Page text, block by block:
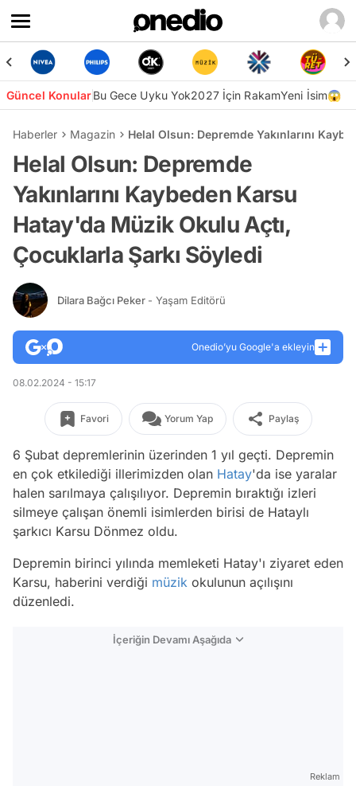
Güncel KonularBu Gece Uyku Yok2027 İçin RakamYeni İsim😱
Haberler Magazin Helal Olsun: Depremde Yakınlarını
Helal Olsun: Depremde
Yakınlarını Kaybeden Karsu
Hatay'da Müzik Okulu Açtı,
Çocuklarla Şarkı Söyledi
Dilara Bağcı Peker - Yaşam Editörü
Onedio’yu Google'a ekleyin
08.02.2024 - 15:17
Favori Yorum Yap Paylaş
6 Şubat depremlerinin üzerinden 1 yıl geçti. Depremin
en çok etkilediği illerimizden olan Hatay'da ise yaralar
halen sarılmaya çalışılıyor. Depremin bıraktığı izleri
silmeye çalışan önemli isimlerden birisi de Hataylı
şarkıcı Karsu Dönmez oldu.
Depremin birinci yılında memleketi Hatay'ı ziyaret eden
Karsu, haberini verdiği müzik okulunun açılışını
düzenledi.
İçeriğin Devamı Aşağıda
Reklam